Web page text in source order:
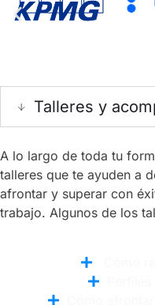
Talleres y
A lo largo de toda tu
talleres que te ayuden a
afrontar y superar con
trabajo. Algunos de los